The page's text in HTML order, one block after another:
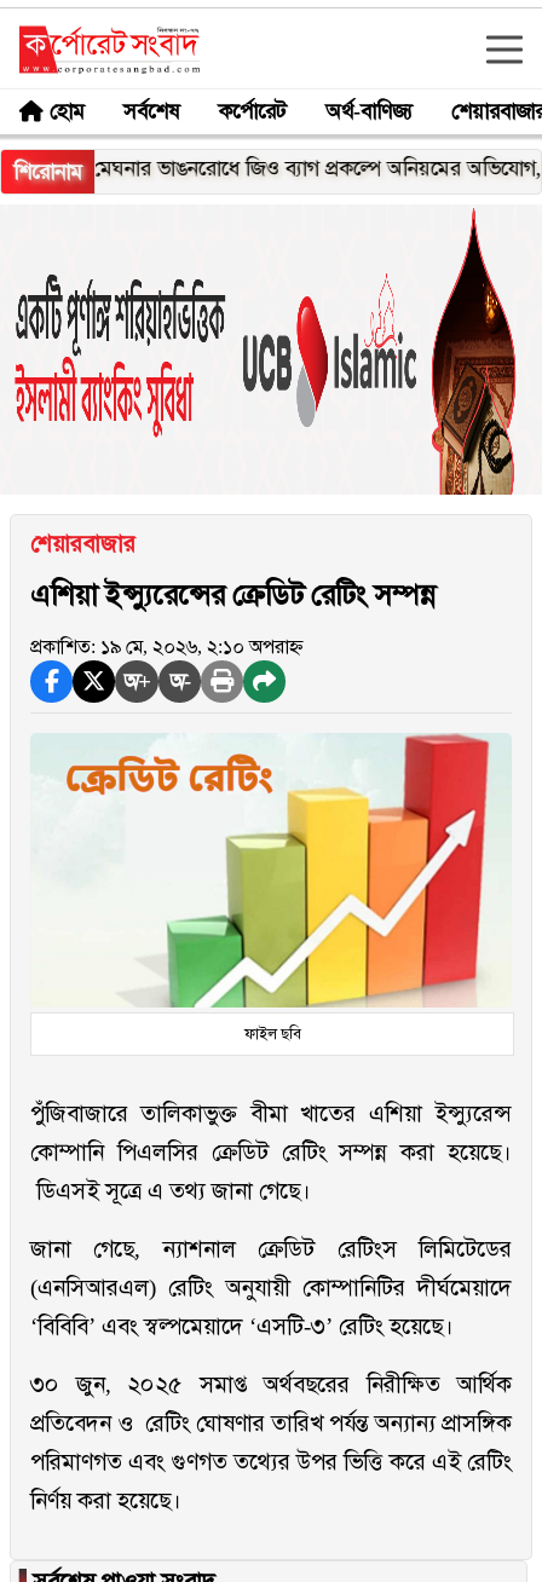
হোম সর্বশেষ কর্পোরেট অর্থ-বাণিজ্য
শিরোনাম
মেঘনার ভাঙনরোধে জিও ব্যাগ প্রকল্পে অনিয়মের অভিযোগ,
শেয়ারবাজার
এশিয়া ইন্স্যুরেন্সের ক্রেডিট রেটিং সম্পন্ন
প্রকাশিত: ১৯ মে, ২০২৬, ২:১০ অপরাহ্ন
অ+ অ-
ফাইল ছবি
পুঁজিবাজারে তালিকাভুক্ত বীমা খাতের এশিয়া ইন্স্যুরেন্স
কোম্পানি পিএলসির ক্রেডিট রেটিং সম্পন্ন করা হয়েছে।
ডিএসই সূত্রে এ তথ্য জানা গেছে।
জানা গেছে, ন্যাশনাল ক্রেডিট রেটিংস লিমিটেডের
(এনসিআরএল) রেটিং অনুযায়ী কোম্পানিটির দীর্ঘমেয়াদে
‘বিবিবি’ এবং স্বল্পমেয়াদে ‘এসটি-৩’ রেটিং হয়েছে।
৩০ জুন, ২০২৫ সমাপ্ত অর্থবছরের নিরীক্ষিত আর্থিক
প্রতিবেদন ও রেটিং ঘোষণার তারিখ পর্যন্ত অন্যান্য প্রাসঙ্গিক
পরিমাণগত এবং গুণগত তথ্যের উপর ভিত্তি করে এই রেটিং
নির্ণয় করা হয়েছে।